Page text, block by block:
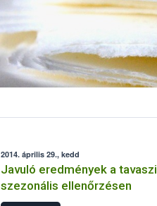
2014. április 29., kedd
Javuló eredmények a tavaszi
szezonális ellenőrzésen